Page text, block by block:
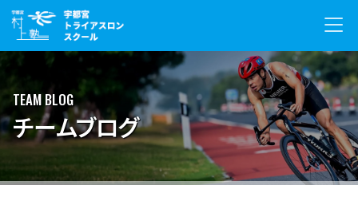
TEAM BLOG
チームブログ